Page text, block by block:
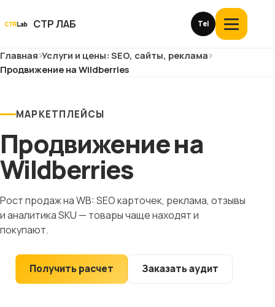
СТР ЛАБ Tel
Открыть
меню
Услуги и цены
Отзывы
История
Главная Услуги и цены: SEO, сайты, реклама
Продвижение на Wildberries
МАРКЕТПЛЕЙСЫ
Продвижение на
Wildberries
Рост продаж на WB: SEO карточек, реклама, отзывы
и аналитика SKU — товары чаще находят и
покупают.
Получить расчет Заказать аудит